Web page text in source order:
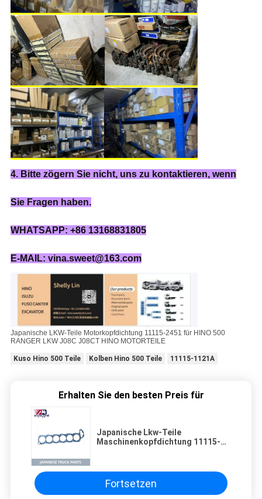
4. Bitte zögern Sie nicht, uns zu kontaktieren, wenn
Sie Fragen haben.
WHATSAPP: +86 13168831805
E-MAIL: vina.sweet@163.com
Japanische LKW-Teile Motorkopfdichtung 11115-2451 für HINO 500
RANGER LKW J08C J08CT HINO MOTORTEILE
Kuso Hino 500 Teile Kolben Hino 500 Teile 11115-1121A
Erhalten Sie den besten Preis für
Japanische Lkw-Teile
Maschinenkopfdichtung 11115-
Fortsetzen